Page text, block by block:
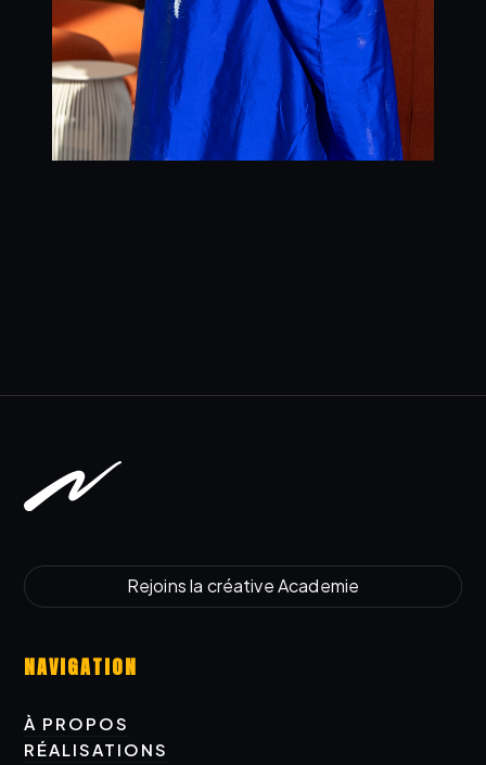
Rejoins la créative Academie
Rejoins la créative Academy
NAVIGATION
À PROPOS
À PROPOS
RÉALISATIONS